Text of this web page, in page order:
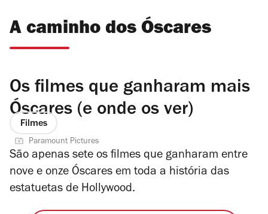
A caminho dos Óscares
Os filmes que ganharam mais
Óscares (e onde os ver)
Filmes
Paramount Pictures
São apenas sete os filmes que ganharam entre
nove e onze Óscares em toda a história das
estatuetas de Hollywood.